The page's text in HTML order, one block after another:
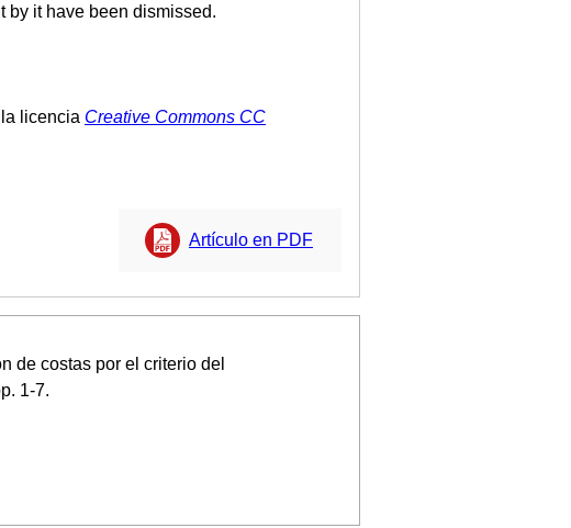
by it have been dismissed.
licencia Creative Commons CC
Artículo en PDF
de costas por el criterio del
1-7.